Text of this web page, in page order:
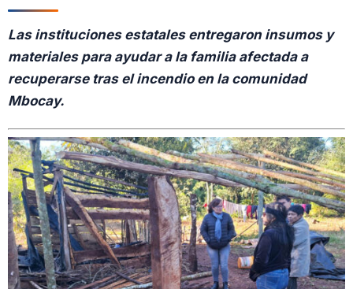
Las instituciones estatales entregaron insumos y
materiales para ayudar a la familia afectada a
recuperarse tras el incendio en la comunidad
Mbocay.